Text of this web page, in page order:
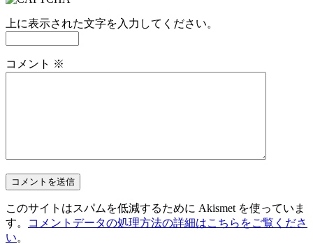
上に表示された文字を入力してください。
コメント ※
このサイトはスパムを低減するために Akismet を使っていま
す。
コメントデータの処理方法の詳細はこちらをご覧くださ
い。